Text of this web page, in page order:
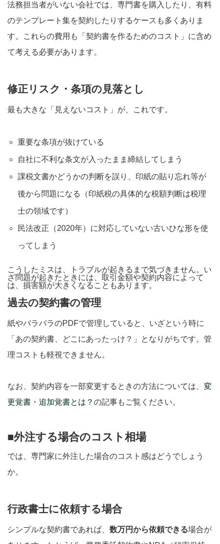
法務担当者がいない会社では、専門書を購入したり、有料
のテンプレート集を契約したりするケースも多くありま
す。これらの費用も「契約書を作るためのコスト」に含め
て考える必要があります。
修正リスク・条項の見落とし
最も大きな「見えないコスト」が、これです。
重要な条項が抜けている
自社に不利な条文が入ったまま締結してしまう
課税文書かどうかの判断を誤り、印紙の貼り忘れ等が
後から問題になる（印紙税の具体的な税額判断は税理
士の領域です）
民法改正（2020年）に対応していない古いひな形を使
ってしまう
こうしたミスは、トラブルが起きるまで気づきません。い
ざ問題が起きたときには、取引金額や契約内容によって
は、損害額が大きくなることもあります。
過去の契約書の管理
紙やバラバラのPDFで管理していると、いざという時に
「あの契約書、どこにあったっけ？」となりがちです。管
理コストも軽視できません。
なお、契約内容を一部変更するときの方法については、 変
更覚書・追加覚書とは？ の記事もご覧ください。
■外注する場合のコスト相場
では、専門家に外注した場合のコスト感はどうでしょう
か。
行政書士に依頼する場合
シンプルな契約書であれば、 数万円から依頼できる場合が